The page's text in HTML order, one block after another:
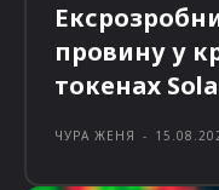
провину у
токенах
ЧУРА ЖЕНЯ -